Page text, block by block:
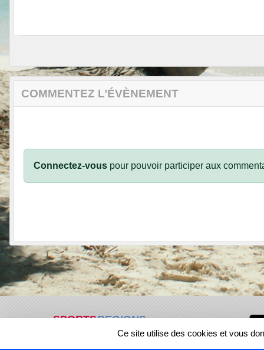
COMMENTEZ L’ÉVÈNEMENT
Connectez-vous pour pouvoir participer aux
SPORTSREGIONS
visites
Ce site utilise des cookies et vous